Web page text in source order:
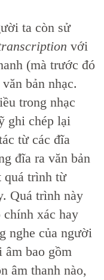
ta còn sử
với
(mà trước đó
bản nhạc.
trong nhạc
ghi chép lại
từ các đĩa
đĩa ra văn bản
quá trình từ
Quá trình này
chính xác hay
nghe của người
bao gồm
âm thanh nào,